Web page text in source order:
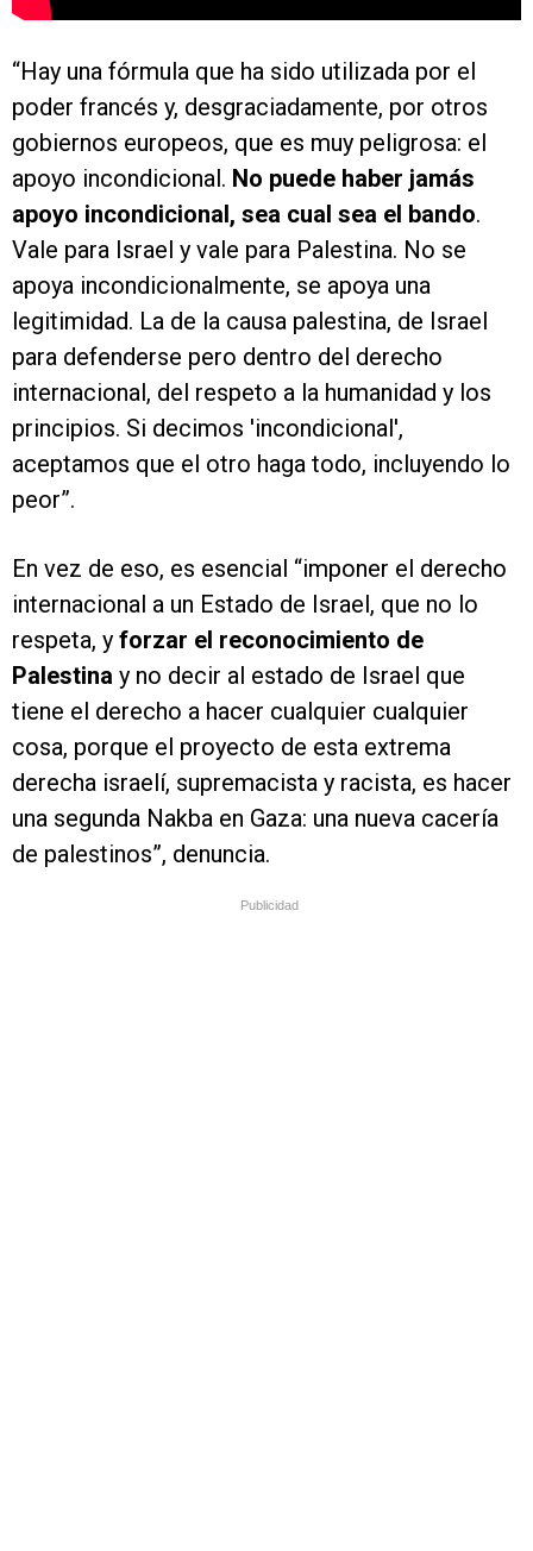
“Hay una fórmula que ha sido utilizada por el
poder francés y, desgraciadamente, por otros
gobiernos europeos, que es muy peligrosa: el
apoyo incondicional. No puede haber jamás
apoyo incondicional, sea cual sea el bando.
Vale para Israel y vale para Palestina. No se
apoya incondicionalmente, se apoya una
legitimidad. La de la causa palestina, de Israel
para defenderse pero dentro del derecho
internacional, del respeto a la humanidad y los
principios. Si decimos 'incondicional',
aceptamos que el otro haga todo, incluyendo lo
peor”.
En vez de eso, es esencial “imponer el derecho
internacional a un Estado de Israel, que no lo
respeta, y forzar el reconocimiento de
Palestina y no decir al estado de Israel que
tiene el derecho a hacer cualquier cualquier
cosa, porque el proyecto de esta extrema
derecha israelí, supremacista y racista, es hacer
una segunda Nakba en Gaza: una nueva cacería
de palestinos”, denuncia.
Publicidad